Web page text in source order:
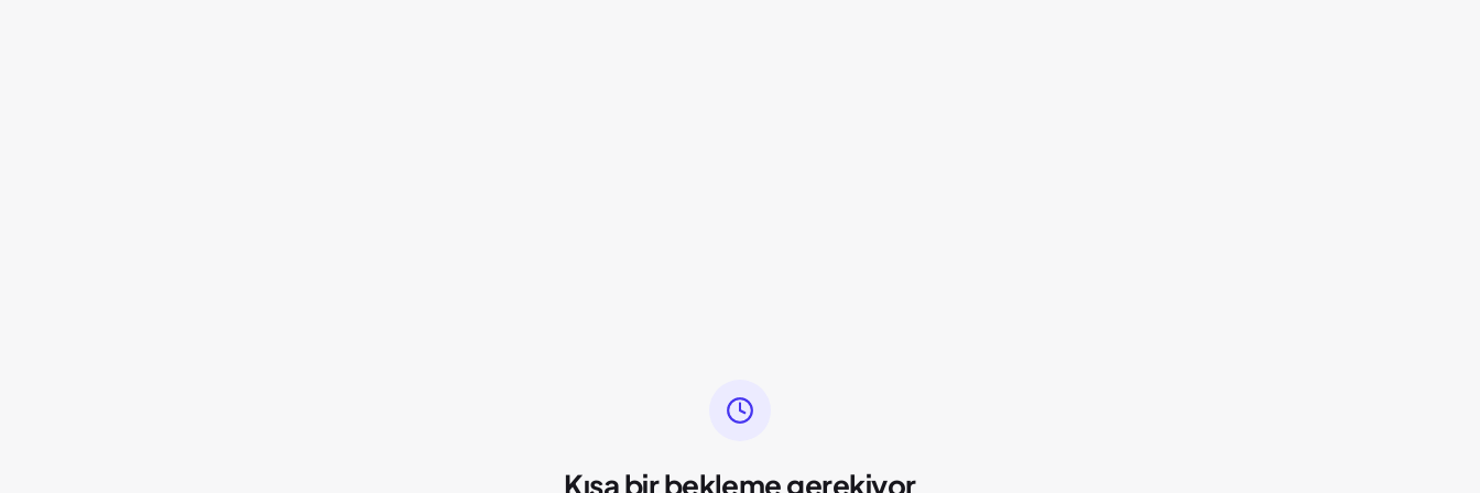
Kısa bir bekleme gerekiyor